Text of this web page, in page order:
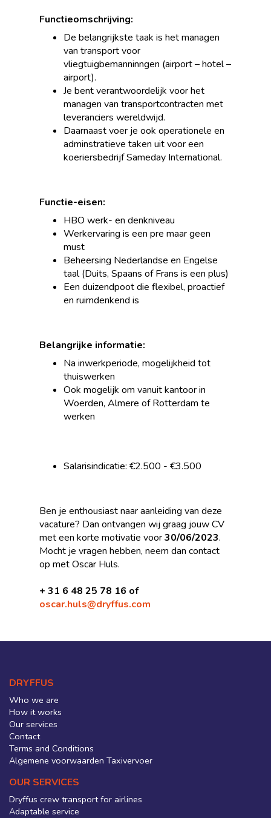
Functieomschrijving:
De belangrijkste taak is het managen
van transport voor
vliegtuigbemanninngen (airport – hotel –
airport).
Je bent verantwoordelijk voor het
managen van transportcontracten met
leveranciers wereldwijd.
Daarnaast voer je ook operationele en
adminstratieve taken uit voor een
koeriersbedrijf Sameday International.
Functie-eisen:
HBO werk- en denkniveau
Werkervaring is een pre maar geen
must
Beheersing Nederlandse en Engelse
taal (Duits, Spaans of Frans is een plus)
Een duizendpoot die flexibel, proactief
en ruimdenkend is
Belangrijke informatie:
Na inwerkperiode, mogelijkheid tot
thuiswerken
Ook mogelijk om vanuit kantoor in
Woerden, Almere of Rotterdam te
werken
Salarisindicatie: €2.500 - €3.500
Ben je enthousiast naar aanleiding van deze
vacature? Dan ontvangen wij graag jouw CV
met een korte motivatie voor30/06/2023.
Mocht je vragen hebben, neem dan contact
op met Oscar Huls.
+ 31 6 48 25 78 16 of
oscar.huls@dryffus.com
DRYFFUS
Who we are
How it works
Our services
Contact
Terms and Conditions
Algemene voorwaarden Taxivervoer
OUR SERVICES
Dryffus crew transport for airlines
Adaptable service